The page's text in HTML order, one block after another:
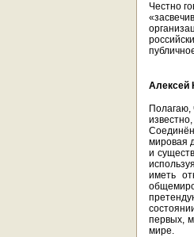
Честно
Алексей
Полагаю,
мировая
и
иметь
первых,
мире.